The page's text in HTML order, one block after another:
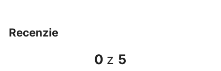
recenzie
0 z 5